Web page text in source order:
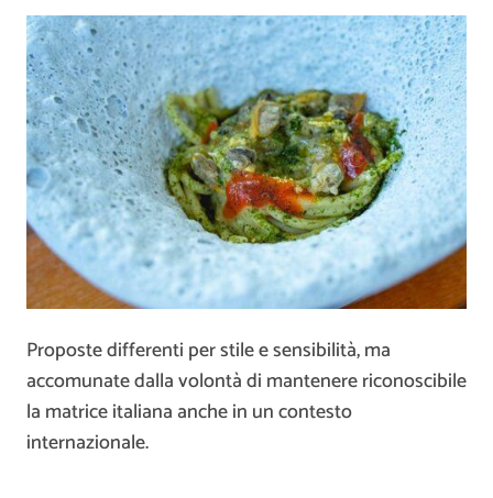
Proposte differenti per stile e sensibilità, ma
accomunate dalla volontà di mantenere riconoscibile
la matrice italiana anche in un contesto
internazionale.